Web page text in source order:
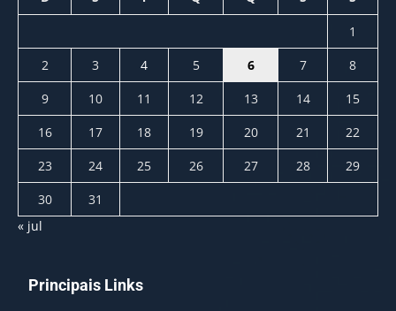
1
2
3 4 5 6 7
8
9
10 11 12 13 14
15
16
17 18 19 20 21
22
23
24 25 26 27 28
29
30
31
« jul
Principais Links